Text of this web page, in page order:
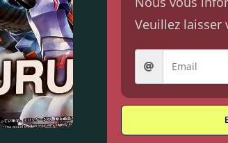
Veuillez laisser